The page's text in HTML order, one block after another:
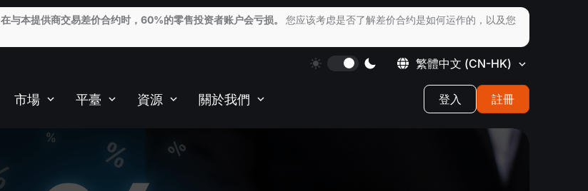
繁體中文 (CN-HK)
市場 平臺 資源 關於我們 登入 註冊
在与本提供商交易差价合约时，60%的零售投资者账户会亏损。 您应该考虑是否了解差价合约是如何运作的，以及您